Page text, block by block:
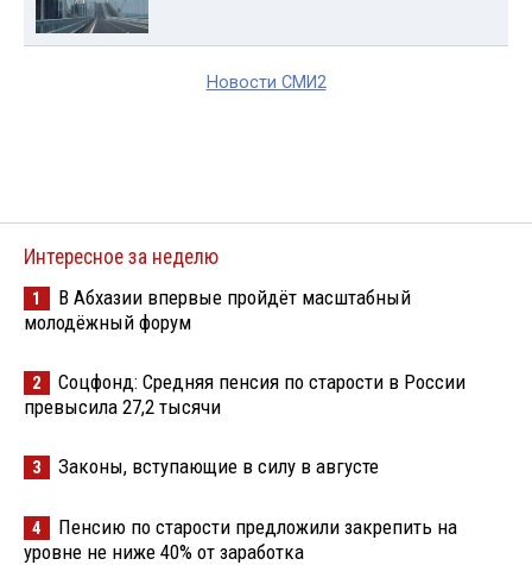
Новости СМИ2
Интересное за неделю
1
В Абхазии впервые пройдёт масштабный
молодёжный форум
2
Соцфонд: Средняя пенсия по старости в России
превысила 27,2 тысячи
3 Законы, вступающие в силу в августе
4
Пенсию по старости предложили закрепить на
уровне не ниже 40% от заработка